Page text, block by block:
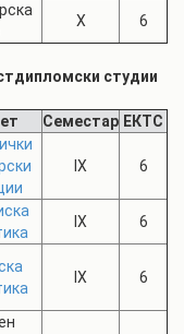
X 6
студии
Семестар ЕКТС
IX 6
IX 6
IX 6